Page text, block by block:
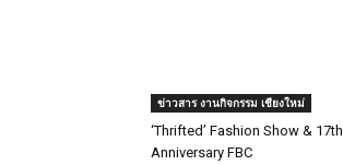
ข่าวสาร งานกิจกรรม เชียงใหม่
‘Thrifted’ Fashion Show & 17th
Anniversary FBC